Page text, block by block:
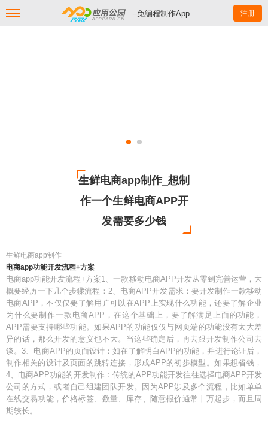
--免编程制作App 注册
生鲜电商app制作_想制
作一个生鲜电商APP开
发需要多少钱
生鲜电商app制作
电商app功能开发流程+方案
电商app功能开发流程+方案1、一款移动电商APP开发从零到完善运营，大
概要经历一下几个步骤流程：2、电商APP开发需求：要开发制作一款移动
电商APP，不仅仅要了解用户可以在APP上实现什么功能，还要了解企业
为什么要制作一款电商APP，在这个基础上，要了解满足上面的功能，
APP需要支持哪些功能。如果APP的功能仅仅与网页端的功能没有太大差
异的话，那么开发的意义也不大。当这些确定后，再去跟开发制作公司去
谈。3、电商APP的页面设计：如在了解明白APP的功能，并进行论证后，
制作相关的设计及页面的跳转连接，形成APP的初步模型。如果想省钱，
4、电商APP功能的开发制作：传统的APP功能开发往往选择电商APP开发
公司的方式，或者自己组建团队开发。因为APP涉及多个流程，比如单单
在线交易功能，价格标签、数量、库存、随意报价通常十万起步，而且周
期较长。